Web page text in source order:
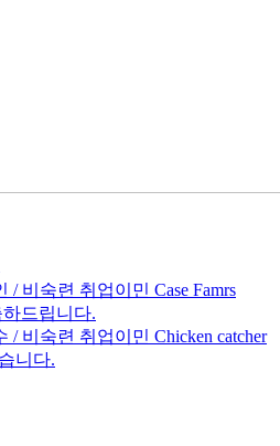
/ 비숙련 취업이민 Case Famrs
하드립니다.
/ 비숙련 취업이민 Chicken catcher
니다.